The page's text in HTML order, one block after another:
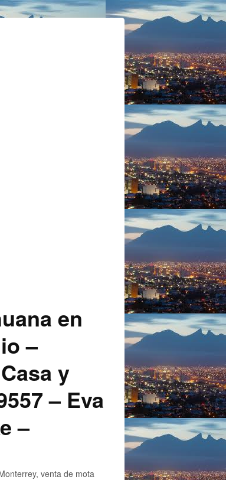
en
–
y
– Eva
–
venta de mota